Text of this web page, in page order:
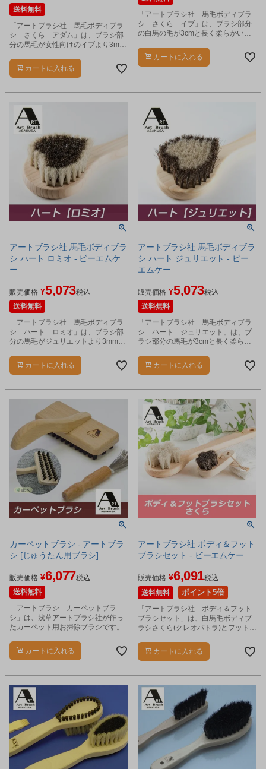
送料無料
「アートブラシ社 馬毛ボディブラ
シ さくら アダム」は、ブラシ部
分の馬毛が女性向けのイブより3mm
心地よく男性におすすめのボディブ
ラシです。
カートに入れる
「アートブラシ社 馬毛ボディブラ
シ さくら イブ」は、ブラシ部分
の白馬の毛が3cmと長く柔らかいタ
です。
カートに入れる
アートブラシ社 馬毛ボディブラ
シ ハート ロミオ - ビーエムケ
ー
販売価格 ¥5,073税込
送料無料
「アートブラシ社 馬毛ボディブラ
シ ハート ロミオ」は、ブラシ部
分の馬毛がジュリエットより3mm短
のボディブラシです。
カートに入れる
アートブラシ社 馬毛ボディブラ
シ ハート ジュリエット - ビー
エムケー
販売価格 ¥5,073税込
送料無料
「アートブラシ社 馬毛ボディブラ
シ ハート ジュリエット」は、ブ
ラシ部分の馬毛が3cmと長く柔らか
ラシです。
カートに入れる
カーペットブラシ - アートブラ
シ [じゅうたん用ブラシ]
販売価格 ¥6,077税込
送料無料
「アートブラシ カーペットブラ
シ」は、浅草アートブラシ社が作っ
たカーペット用お掃除ブラシです。
カートに入れる
アートブラシ社 ボディ＆フット
ブラシセット - ビーエムケー
販売価格 ¥6,091税込
送料無料
ポイント5倍
「アートブラシ社 ボディ＆フット
ブラシセット」は、白馬毛ボディブ
ラシさくら(クレオパトラ)とフットブ
カートに入れる